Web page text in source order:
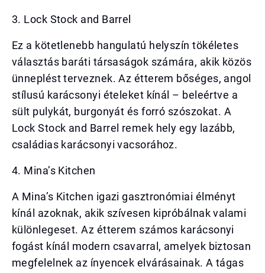
3. Lock Stock and Barrel
Ez a kötetlenebb hangulatú helyszín tökéletes
választás baráti társaságok számára, akik közös
ünneplést terveznek. Az étterem bőséges, angol
stílusú karácsonyi ételeket kínál – beleértve a
sült pulykát, burgonyát és forró szószokat. A
Lock Stock and Barrel remek hely egy lazább,
családias karácsonyi vacsorához.
4. Mina’s Kitchen
A Mina’s Kitchen igazi gasztronómiai élményt
kínál azoknak, akik szívesen kipróbálnak valami
különlegeset. Az étterem számos karácsonyi
fogást kínál modern csavarral, amelyek biztosan
megfelelnek az ínyencek elvárásainak. A tágas